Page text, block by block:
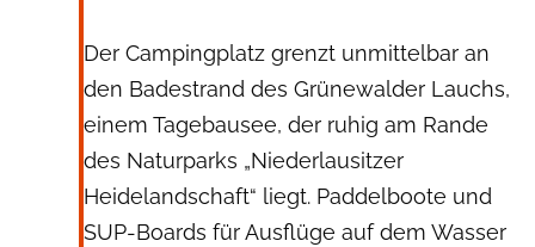
Der Campingplatz grenzt unmittelbar an
den Badestrand des Grünewalder Lauchs,
einem Tagebausee, der ruhig am Rande
des Naturparks „Niederlausitzer
Heidelandschaft“ liegt. Paddelboote und
SUP-Boards für Ausflüge auf dem Wasser